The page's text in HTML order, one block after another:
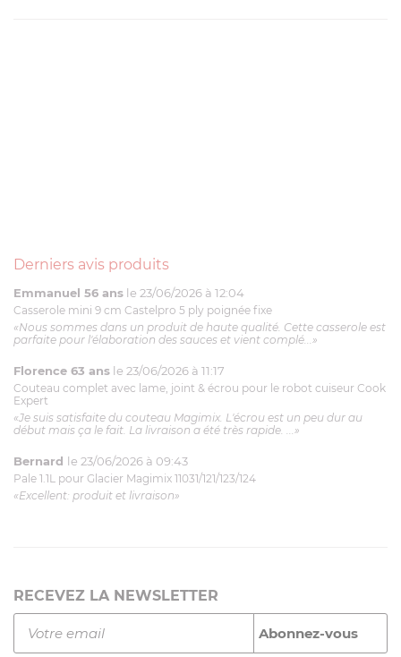
Derniers avis produits
Emmanuel 56 ans le 23/06/2026 à 12:04
Casserole mini 9 cm Castelpro 5 ply poignée fixe
«Nous sommes dans un produit de haute qualité. Cette casserole est
parfaite pour l'élaboration des sauces et vient complé...»
Florence 63 ans le 23/06/2026 à 11:17
Couteau complet avec lame, joint & écrou pour le robot cuiseur Cook
Expert
«Je suis satisfaite du couteau Magimix. L'écrou est un peu dur au
début mais ça le fait. La livraison a été très rapide. ...»
Bernard le 23/06/2026 à 09:43
Pale 1.1L pour Glacier Magimix 11031/121/123/124
«Excellent: produit et livraison»
RECEVEZ LA NEWSLETTER